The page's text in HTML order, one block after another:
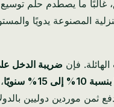
غالبًا ما يصطدم حلم
المصنوعة يدويًا
فإن ضريبة الدخل
سنويًا
موردين دوليين